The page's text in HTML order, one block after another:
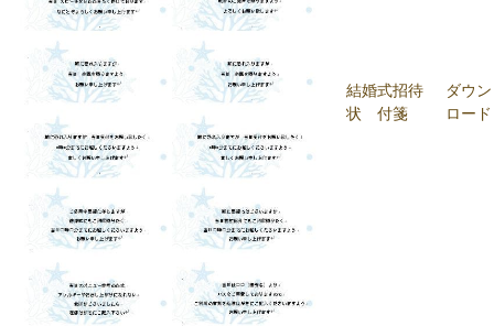
結婚式招待
状 付箋
ダウン
ロード